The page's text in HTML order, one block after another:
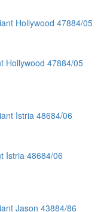
Hollywood 47884/05
Istria 48684/06